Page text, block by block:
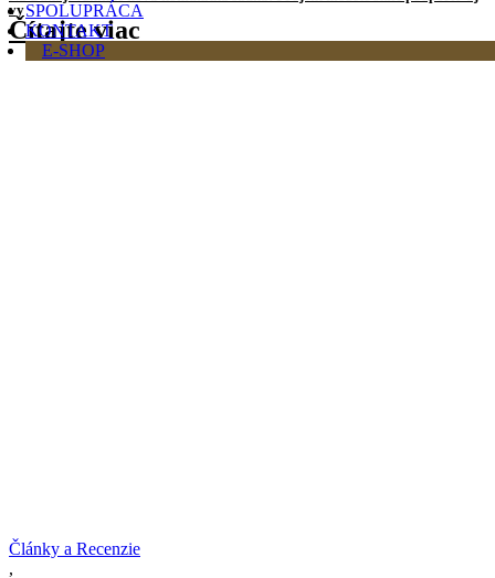
SPOLUPRÁCA
KONTAKT
E-SHOP
vy
Čítajte viac
Články a Recenzie
,